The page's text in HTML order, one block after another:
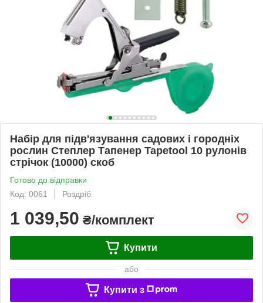
Набір для підв'язування садових і городніх
рослин Степлер Тапенер Tapetool 10 рулонів
стрічок (10000) скоб
Готово до відправки
Код: 0061
Роздріб
1 039,50 ₴/комплект
Купити
або
Купити з